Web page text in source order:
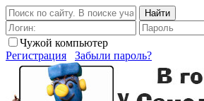
Найти
Чужой компьютер
Регистрация
Забыли пароль?